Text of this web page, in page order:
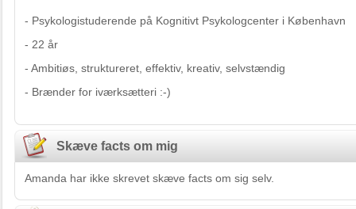
- Psykologistuderende på Kognitivt Psykologcenter i København
- 22 år
- Ambitiøs, struktureret, effektiv, kreativ, selvstændig
- Brænder for iværksætteri :-)
Skæve facts om mig
Amanda har ikke skrevet skæve facts om sig selv.